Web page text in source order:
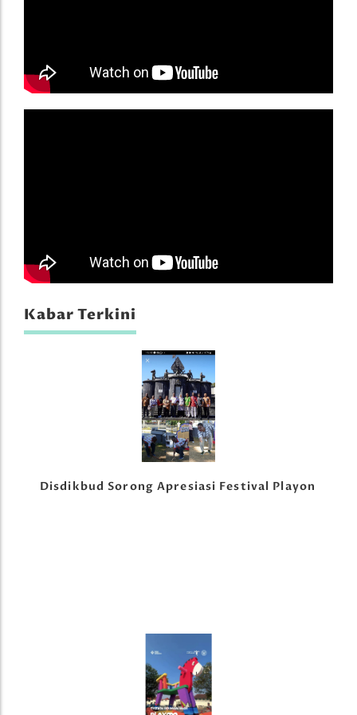
Kabar Terkini
Disdikbud Sorong Apresiasi Festival Playon